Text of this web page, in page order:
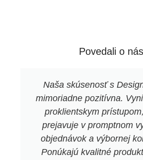
Povedali o nás
Naša skúsenosť s
mimoriadne pozitívna.
proklientskym
prejavuje v promptnom
objednávok a výbornej
Ponúkajú kvalitné